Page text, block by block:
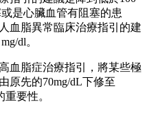
是心臟血管有阻塞的患
血脂異常臨床治療指引的建
dl。
血脂症治療指引，將某些極
原先的70mg/dL下修至
要性。